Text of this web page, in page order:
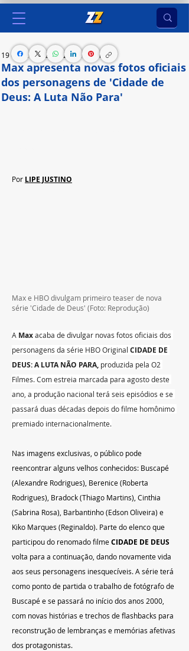
Max apresenta novas fotos oficiais
dos personagens de 'Cidade de
Deus: A Luta Não Para'
19 de jun. de 2024 2 min de leitura
Por LIPE JUSTINO
Max e HBO divulgam primeiro teaser de nova
série 'Cidade de Deus' (Foto: Reprodução)
A Max acaba de divulgar novas fotos oficiais dos
personagens da série HBO Original CIDADE DE
DEUS: A LUTA NÃO PARA, produzida pela O2
Filmes. Com estreia marcada para agosto deste
ano, a produção nacional terá seis episódios e se
passará duas décadas depois do filme homônimo
premiado internacionalmente.
Nas imagens exclusivas, o público pode
reencontrar alguns velhos conhecidos: Buscapé
(Alexandre Rodrigues), Berenice (Roberta
Rodrigues), Bradock (Thiago Martins), Cinthia
(Sabrina Rosa), Barbantinho (Edson Oliveira) e
Kiko Marques (Reginaldo). Parte do elenco que
participou do renomado filme CIDADE DE DEUS
volta para a continuação, dando novamente vida
aos seus personagens inesquecíveis. A série terá
como ponto de partida o trabalho de fotógrafo de
Buscapé e se passará no início dos anos 2000,
com novas histórias e trechos de flashbacks para
reconstrução de lembranças e memórias afetivas
dos protagonistas.